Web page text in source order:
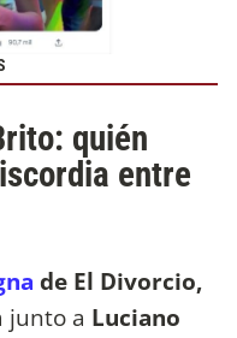
quién
entre
de El Divorcio,
junto a Luciano